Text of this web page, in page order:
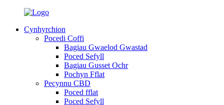
Cynhyrchion
Pocedi Coffi
Bagiau Gwaelod Gwastad
Poced Sefyll
Bagiau Gusset Ochr
Pochyn Fflat
Pecynnu CBD
Poced fflat
Poced Sefyll